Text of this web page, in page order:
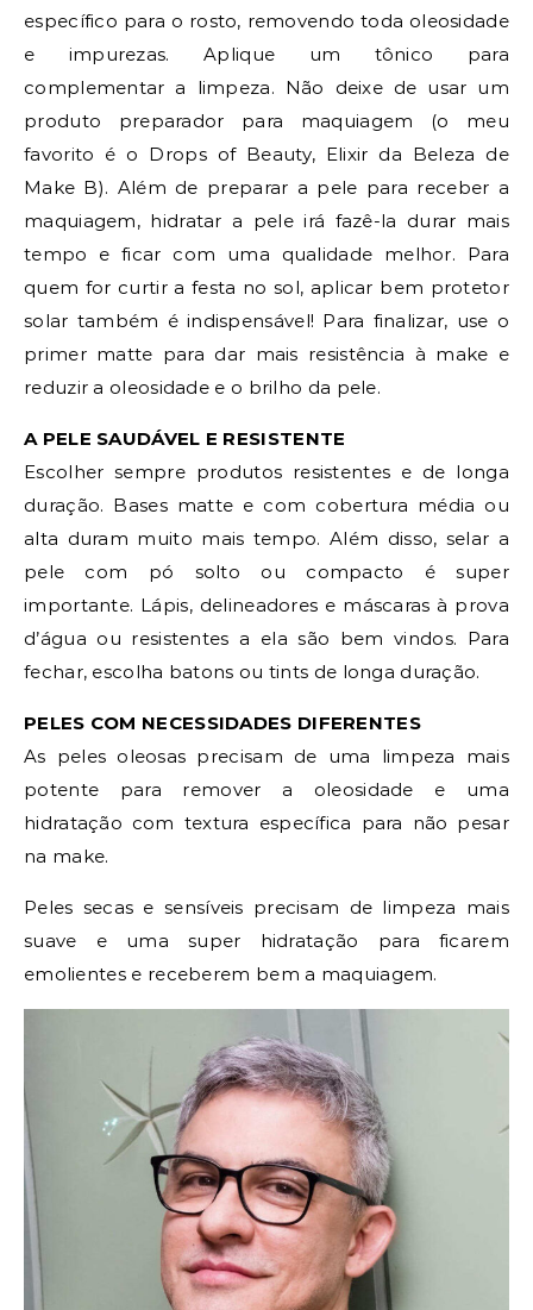
específico para o rosto, removendo toda oleosidade
e impurezas. Aplique um tônico para
complementar a limpeza. Não deixe de usar um
produto preparador para maquiagem (o meu
favorito é o Drops of Beauty, Elixir da Beleza de
Make B). Além de preparar a pele para receber a
maquiagem, hidratar a pele irá fazê-la durar mais
tempo e ficar com uma qualidade melhor. Para
quem for curtir a festa no sol, aplicar bem protetor
solar também é indispensável! Para finalizar, use o
primer matte para dar mais resistência à make e
reduzir a oleosidade e o brilho da pele.
A PELE SAUDÁVEL E RESISTENTE
Escolher sempre produtos resistentes e de longa
duração. Bases matte e com cobertura média ou
alta duram muito mais tempo. Além disso, selar a
pele com pó solto ou compacto é super
importante. Lápis, delineadores e máscaras à prova
d’água ou resistentes a ela são bem vindos. Para
fechar, escolha batons ou tints de longa duração.
PELES COM NECESSIDADES DIFERENTES
As peles oleosas precisam de uma limpeza mais
potente para remover a oleosidade e uma
hidratação com textura específica para não pesar
na make.
Peles secas e sensíveis precisam de limpeza mais
suave e uma super hidratação para ficarem
emolientes e receberem bem a maquiagem.